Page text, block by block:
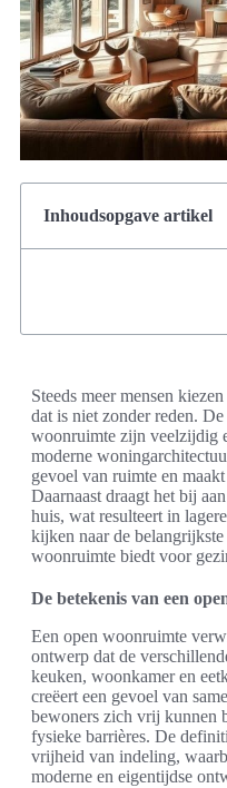
Inhoudsopgave artikel
Steeds meer mensen
dat is niet zonder reden.
woonruimte zijn veelzijdig
moderne
gevoel van ruimte en
Daarnaast draagt het bij
huis, wat resulteert in
kijken naar de
woonruimte biedt voor
De betekenis van een
Een open woonruimte
ontwerp dat de
keuken, woonkamer en
creëert een gevoel van
bewoners zich vrij kunnen
fysieke barrières. De
vrijheid van indeling,
moderne en eigentijdse